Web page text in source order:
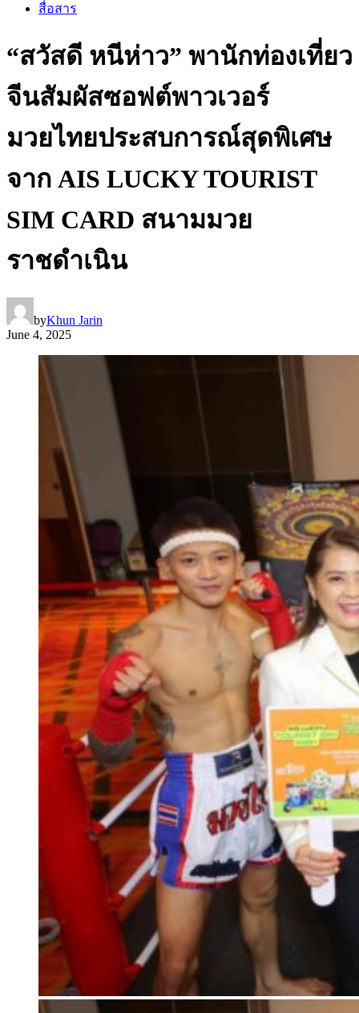
สื่อสาร
“สวัสดี หนีห่าว” พานักท่องเที่ยว
จีนสัมผัสซอฟต์พาวเวอร์
มวยไทยประสบการณ์สุดพิเศษ
จาก AIS LUCKY TOURIST
SIM CARD สนามมวย
ราชดำเนิน
byKhun Jarin
June 4, 2025